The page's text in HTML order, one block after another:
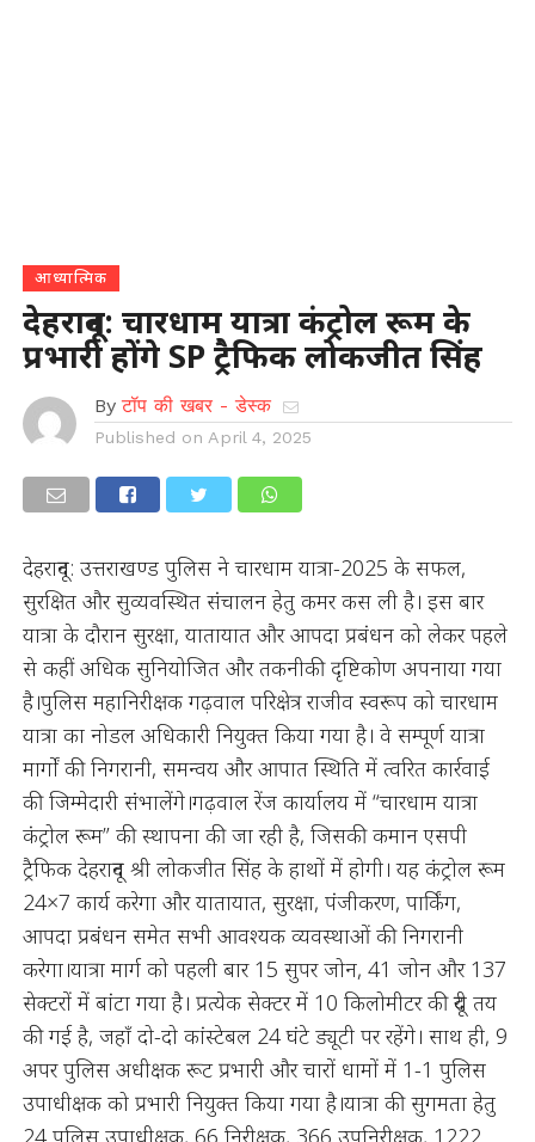
आध्यात्मिक
देहरादून: चारधाम यात्रा कंट्रोल रूम के
प्रभारी होंगे SP ट्रैफिक लोकजीत सिंह
By टॉप की खबर - डेस्क
Published on April 4, 2025
देहरादून: उत्तराखण्ड पुलिस ने चारधाम यात्रा-2025 के सफल,
सुरक्षित और सुव्यवस्थित संचालन हेतु कमर कस ली है। इस बार
यात्रा के दौरान सुरक्षा, यातायात और आपदा प्रबंधन को लेकर पहले
से कहीं अधिक सुनियोजित और तकनीकी दृष्टिकोण अपनाया गया
है।पुलिस महानिरीक्षक गढ़वाल परिक्षेत्र राजीव स्वरूप को चारधाम
यात्रा का नोडल अधिकारी नियुक्त किया गया है। वे सम्पूर्ण यात्रा
मार्गों की निगरानी, समन्वय और आपात स्थिति में त्वरित कार्रवाई
की जिम्मेदारी संभालेंगे।गढ़वाल रेंज कार्यालय में “चारधाम यात्रा
कंट्रोल रूम” की स्थापना की जा रही है, जिसकी कमान एसपी
ट्रैफिक देहरादून श्री लोकजीत सिंह के हाथों में होगी। यह कंट्रोल रूम
24×7 कार्य करेगा और यातायात, सुरक्षा, पंजीकरण, पार्किंग,
आपदा प्रबंधन समेत सभी आवश्यक व्यवस्थाओं की निगरानी
करेगा।यात्रा मार्ग को पहली बार 15 सुपर जोन, 41 जोन और 137
सेक्टरों में बांटा गया है। प्रत्येक सेक्टर में 10 किलोमीटर की दूरी तय
की गई है, जहाँ दो-दो कांस्टेबल 24 घंटे ड्यूटी पर रहेंगे। साथ ही, 9
अपर पुलिस अधीक्षक रूट प्रभारी और चारों धामों में 1-1 पुलिस
उपाधीक्षक को प्रभारी नियुक्त किया गया है।यात्रा की सुगमता हेतु
24 पुलिस उपाधीक्षक, 66 निरीक्षक, 366 उपनिरीक्षक, 1222